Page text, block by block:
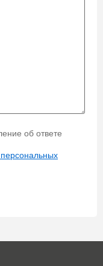
об ответе